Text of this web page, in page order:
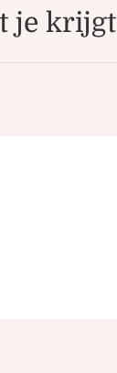
je krijgt